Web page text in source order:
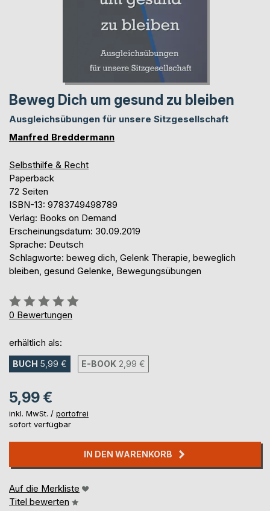
Beweg Dich um gesund zu bleiben
Ausgleichsübungen für unsere Sitzgesellschaft
Manfred Breddermann
Selbsthilfe & Recht
Paperback
72 Seiten
ISBN-13: 9783749498789
Verlag: Books on Demand
Erscheinungsdatum: 30.09.2019
Sprache: Deutsch
Schlagworte: beweg dich, Gelenk Therapie, beweglich
bleiben, gesund Gelenke, Bewegungsübungen
Bewertung::
0%
0 Bewertungen
erhältlich als:
BUCH 5,99 € E-BOOK 2,99 €
5,99 €
inkl. MwSt. / portofrei
sofort verfügbar
IN DEN WARENKORB
Auf die Merkliste
Titel bewerten